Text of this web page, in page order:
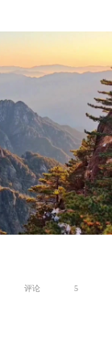
评论 5